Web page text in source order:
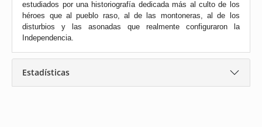
estudiados por una historiografía dedicada más al culto de los
héroes que al pueblo raso, al de las montoneras, al de los
disturbios y las asonadas que realmente configuraron la
Independencia.
Estadísticas